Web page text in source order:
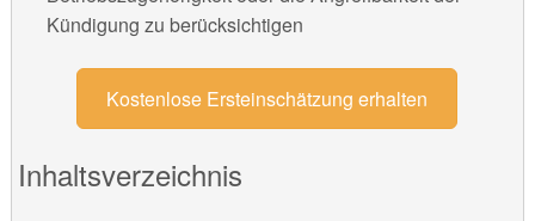
Kündigung zu berücksichtigen
Kostenlose Ersteinschätzung erhalten
Inhaltsverzeichnis